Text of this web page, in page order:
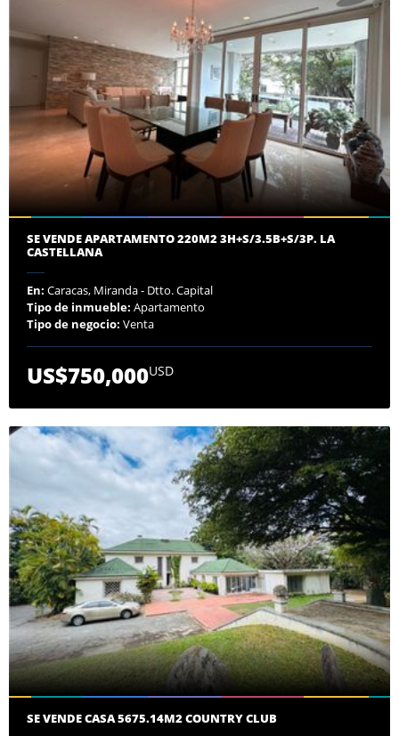
SE VENDE APARTAMENTO 220M2 3H+S/3.5B+S/3P. LA
CASTELLANA
En: Caracas, Miranda - Dtto. Capital
Tipo de inmueble: Apartamento
Tipo de negocio: Venta
US$750,000USD
SE VENDE CASA 5675.14M2 COUNTRY CLUB